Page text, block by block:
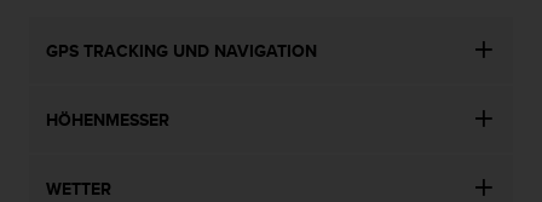
GPS TRACKING UND NAVIGATION
HÖHENMESSER
WETTER